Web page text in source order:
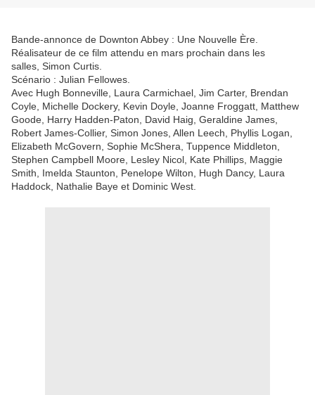
Bande-annonce de Downton Abbey : Une Nouvelle Ère.
Réalisateur de ce film attendu en mars prochain dans les
salles, Simon Curtis.
Scénario : Julian Fellowes.
Avec Hugh Bonneville, Laura Carmichael, Jim Carter, Brendan
Coyle, Michelle Dockery, Kevin Doyle, Joanne Froggatt, Matthew
Goode, Harry Hadden-Paton, David Haig, Geraldine James,
Robert James-Collier, Simon Jones, Allen Leech, Phyllis Logan,
Elizabeth McGovern, Sophie McShera, Tuppence Middleton,
Stephen Campbell Moore, Lesley Nicol, Kate Phillips, Maggie
Smith, Imelda Staunton, Penelope Wilton, Hugh Dancy, Laura
Haddock, Nathalie Baye et Dominic West.